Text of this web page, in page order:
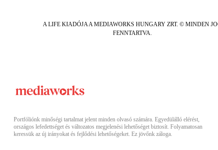
A LIFE KIADÓJA A MEDIAWORKS HUNGARY ZRT. © MINDEN
FENNTARTVA.
Portfóliónk minőségi tartalmat jelent minden olvasó számára. Egyedülálló elérést,
országos lefedettséget és változatos megjelenési lehetőséget biztosít. Folyamatosan
keressük az új irányokat és fejlődési lehetőségeket. Ez jövőnk záloga.